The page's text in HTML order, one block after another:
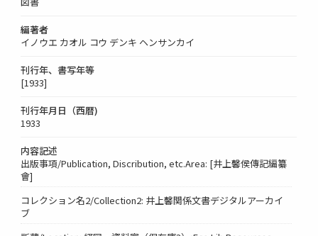
編著者
イノウエ カオル コウ デンキ ヘンサンカイ
刊行年、書写年等
[1933]
刊行年月日（西暦)
1933
内容記述
出版事項/Publication, Discribution, etc.Area: [井上馨侯傳記編纂
會]
コレクション名2/Collection2: 井上馨関係文書デジタルアーカイ
ブ